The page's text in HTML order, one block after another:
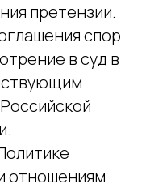
претензии.
спор
в суд в
отношениям